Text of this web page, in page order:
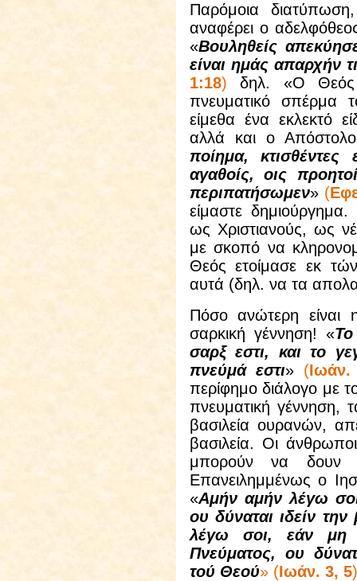
Παρόμοια
αναφέρει ο
«Βουληθείς
είναι ημάς απαρχήν
1:18) δηλ. «Ο Θεός
πνευματικό σπέρμα
είμεθα ένα εκλεκτό
αλλά και ο
ποίημα,
αγαθοίς, οις
περιπατήσωμεν» (
είμαστε
ως Χριστιανούς, ως
με σκοπό να
Θεός ετοίμασε εκ
αυτά (δηλ. να τα
Πόσο ανώτερη είναι
σαρκική γέννηση! «
σαρξ εστι, και το
πνεύμά εστι» (
περίφημο διάλογο με
πνευματική γέννηση,
βασιλεία ουρανών,
βασιλεία. Οι
μπορούν να δουν
Επανειλημμένως ο
«Αμήν αμήν λέγω
ου δύναται ιδείν
λέγω σοι, εάν μη
Πνεύματος, ου
τού Θεού» (Ιωάν. 3, 5)